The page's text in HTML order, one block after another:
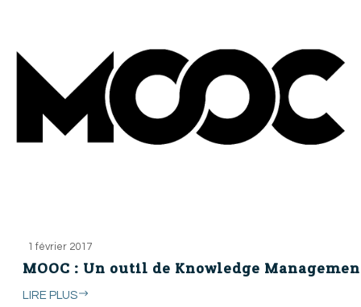
1 février 2017
MOOC : Un outil de Knowledge
LIRE PLUS